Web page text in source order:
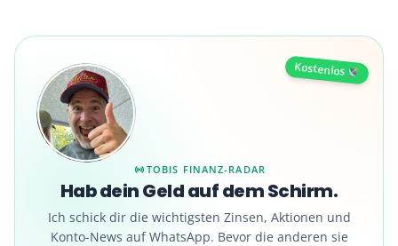
Kostenlos
TOBIS FINANZ-RADAR
Hab dein Geld auf dem Schirm.
Ich schick dir die wichtigsten Zinsen, Aktionen und
Konto-News auf WhatsApp. Bevor die anderen sie